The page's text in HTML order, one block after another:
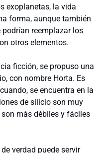
exoplanetas, la vida
forma, aunque también
podrían reemplazar los
otros elementos.
ficción, se propuso una
con nombre Horta. Es
se encuentra en la
de silicio son muy
más débiles y fáciles
verdad puede servir